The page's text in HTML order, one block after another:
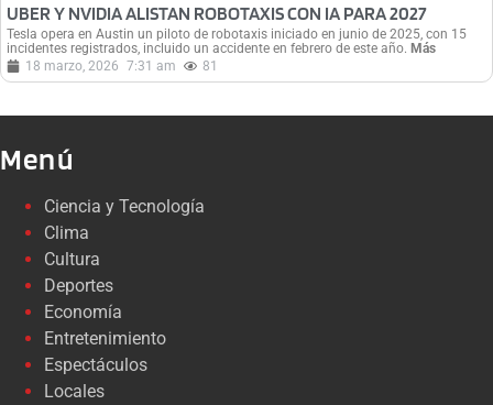
UBER Y NVIDIA ALISTAN ROBOTAXIS CON IA PARA 2027
Tesla opera en Austin un piloto de robotaxis iniciado en junio de 2025, con 15
incidentes registrados, incluido un accidente en febrero de este año. Más
18 marzo, 2026 7:31 am 81
Menú
Ciencia y Tecnología
Clima
Cultura
Deportes
Economía
Entretenimiento
Espectáculos
Locales